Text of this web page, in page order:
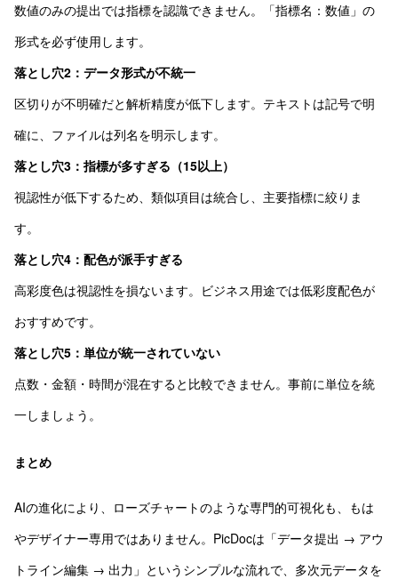
数値のみの提出では指標を認識できません。「指標名：数値」の
形式を必ず使用します。
落とし穴2：データ形式が不統一
区切りが不明確だと解析精度が低下します。テキストは記号で明
確に、ファイルは列名を明示します。
落とし穴3：指標が多すぎる（15以上）
視認性が低下するため、類似項目は統合し、主要指標に絞りま
す。
落とし穴4：配色が派手すぎる
高彩度色は視認性を損ないます。ビジネス用途では低彩度配色が
おすすめです。
落とし穴5：単位が統一されていない
点数・金額・時間が混在すると比較できません。事前に単位を統
一しましょう。
まとめ
AIの進化により、ローズチャートのような専門的可視化も、もは
やデザイナー専用ではありません。PicDocは「データ提出 → アウ
トライン編集 → 出力」というシンプルな流れで、多次元データを